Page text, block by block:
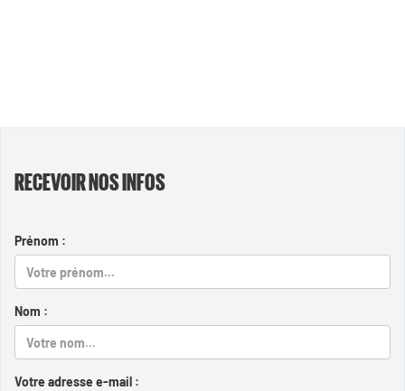
RECEVOIR NOS INFOS
Prénom :
Nom :
Votre adresse e-mail :